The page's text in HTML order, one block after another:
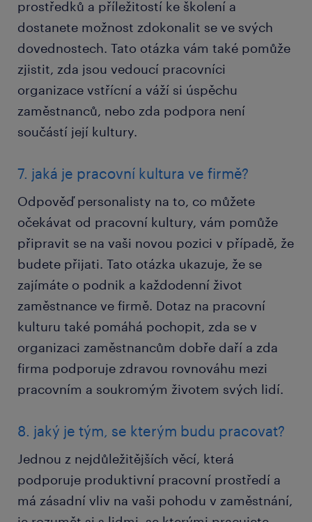
prostředků a příležitostí ke školení a
dostanete možnost zdokonalit se ve svých
dovednostech. Tato otázka vám také pomůže
zjistit, zda jsou vedoucí pracovníci
organizace vstřícní a váží si úspěchu
zaměstnanců, nebo zda podpora není
součástí její kultury.
7. jaká je pracovní kultura ve firmě?
Odpověď personalisty na to, co můžete
očekávat od pracovní kultury, vám pomůže
připravit se na vaši novou pozici v případě, že
budete přijati. Tato otázka ukazuje, že se
zajímáte o podnik a každodenní život
zaměstnance ve firmě. Dotaz na pracovní
kulturu také pomáhá pochopit, zda se v
organizaci zaměstnancům dobře daří a zda
firma podporuje zdravou rovnováhu mezi
pracovním a soukromým životem svých lidí.
8. jaký je tým, se kterým budu pracovat?
Jednou z nejdůležitějších věcí, která
podporuje produktivní pracovní prostředí a
má zásadní vliv na vaši pohodu v zaměstnání,